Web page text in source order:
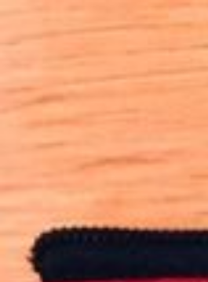
Qui sommes-nous ? S'inscrire à
Travail & santé
Action sociale
|